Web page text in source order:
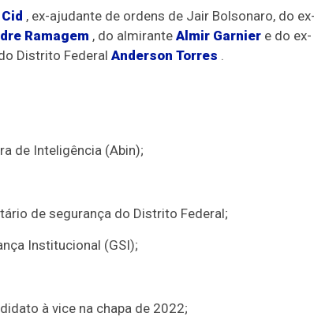
, ex-ajudante de ordens de Jair Bolsonaro, do ex-
Ramagem , do almirante Almir Garnier e do ex-
Distrito Federal Anderson Torres .
de Inteligência (Abin);
de segurança do Distrito Federal;
Institucional (GSI);
à vice na chapa de 2022;